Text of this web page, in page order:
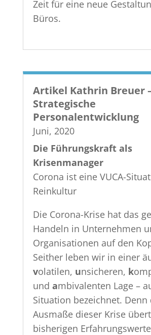
Zeit für eine neue
Büros.
Artikel Kathrin Breuer
Strategische
Personalentwicklung
Juni, 2020
Die Führungskraft als
Krisenmanager
Corona ist eine VUCA-
Reinkultur
Die Corona-Krise hat das
Handeln in Unternehmen
Organisationen auf den
Seither leben wir in einer
volatilen, unsicheren, k
und ambivalenten Lage –
Situation bezeichnet. Denn
Ausmaße dieser Krise
bisherigen